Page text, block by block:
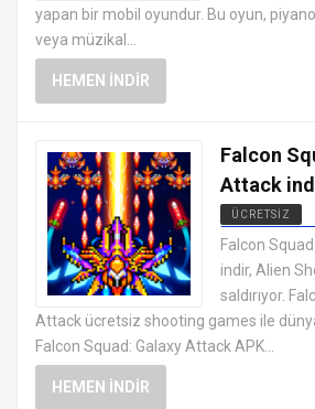
yapan bir mobil oyundur. Bu oyun,
veya müzikal...
HEMEN İNDIR
Falcon
Attack
ÜCRETSIZ
EN İYI
ÜCRETSIZ
Falcon
indir, Alien
saldırıyor.
Attack ücretsiz shooting games ile
Falcon Squad: Galaxy Attack APK...
HEMEN İNDIR